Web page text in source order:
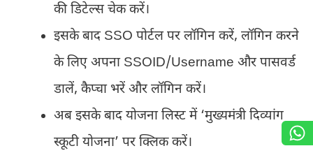
की डिटेल्स चेक करें।
इसके बाद SSO पोर्टल पर लॉगिन करें, लॉगिन करने
के लिए अपना SSOID/Username और पासवर्ड
डालें, कैप्चा भरें और लॉगिन करें।
अब इसके बाद योजना लिस्ट में ‘मुख्यमंत्री दिव्यांग
स्कूटी योजना’ पर क्लिक करें।